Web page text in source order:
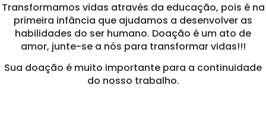
Transformamos vidas através da educação, pois é na
primeira infância que ajudamos a desenvolver as
habilidades do ser humano. Doação é um ato de
amor, junte-se a nós para transformar vidas!!!
Sua doação é muito importante para a continuidade
do nosso trabalho.